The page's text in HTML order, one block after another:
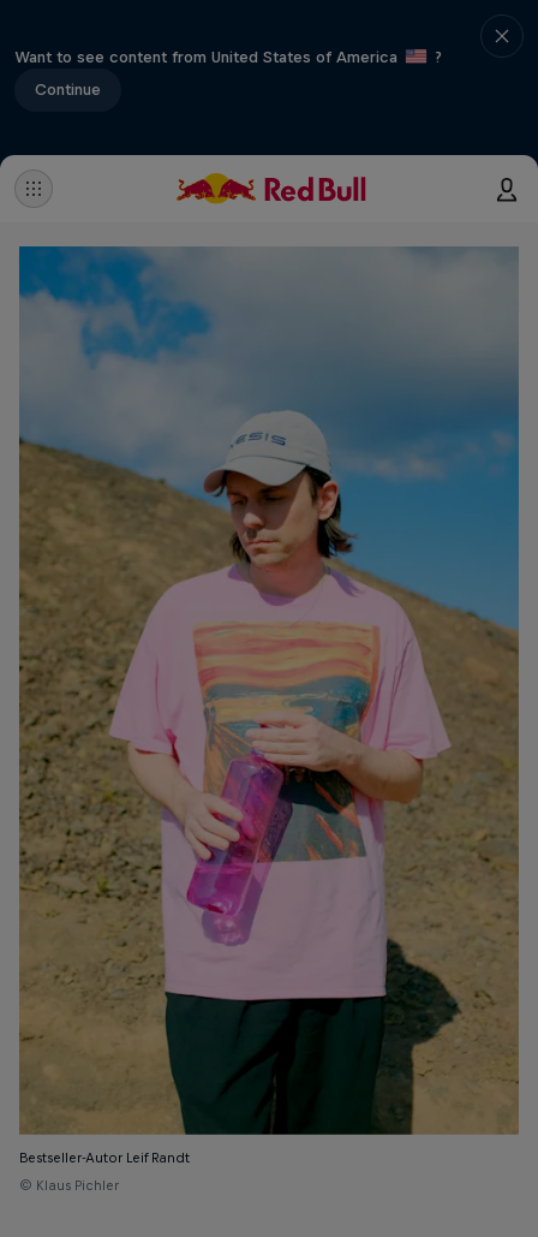
Want to see content from United States of America
?
Continue
Bestseller-Autor Leif Randt
© Klaus Pichler